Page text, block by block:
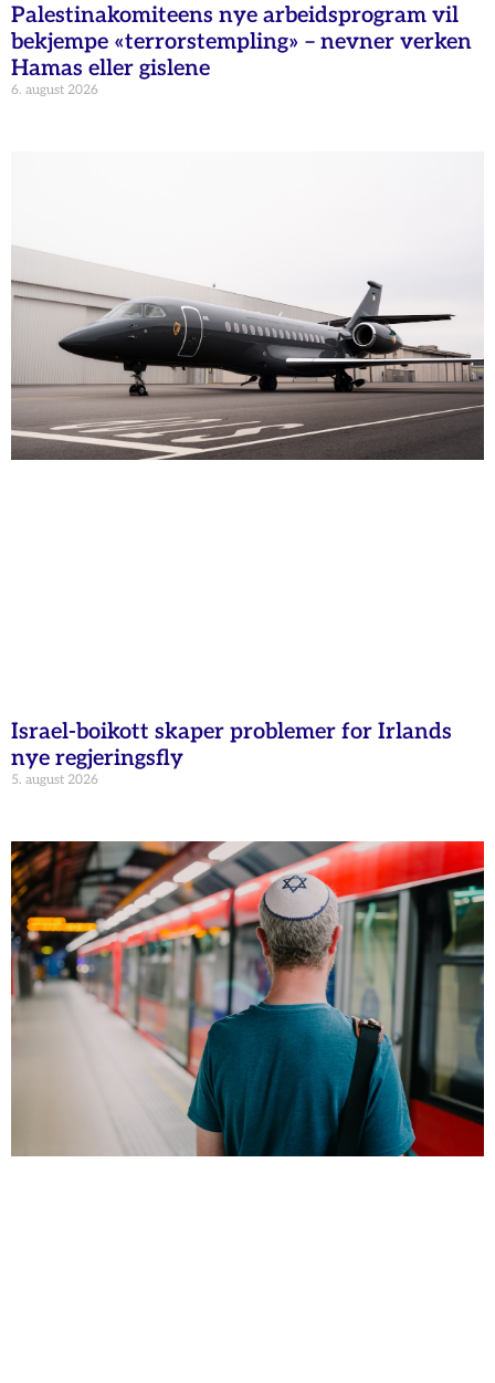
Palestinakomiteens nye arbeidsprogram vil
bekjempe «terrorstempling» – nevner verken
Hamas eller gislene
6. august 2026
Israel-boikott skaper problemer for Irlands
nye regjeringsfly
5. august 2026